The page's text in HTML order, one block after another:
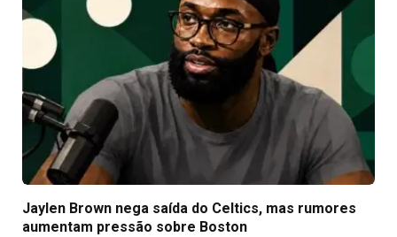
Jaylen Brown nega saída do Celtics, mas rumores
aumentam pressão sobre Boston